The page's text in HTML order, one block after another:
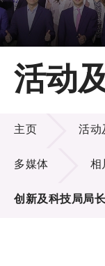
主页
关于LSCM
技术商品
项目及资助
活动
活动及消息
主页 活动
多媒体 相
创新及科技局局